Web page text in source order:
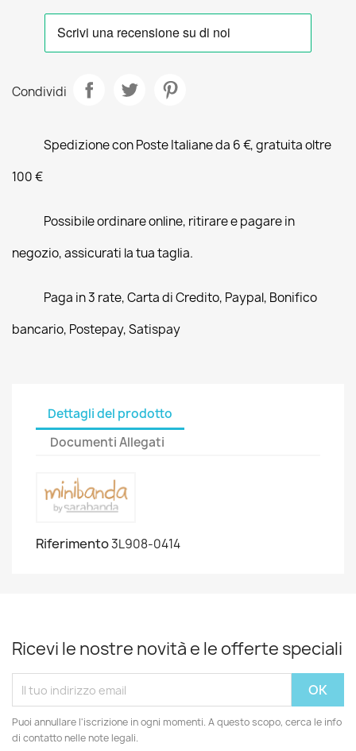
Condividi
Spedizione con Poste Italiane da 6 €, gratuita oltre
100 €
Possibile ordinare online, ritirare e pagare in
negozio, assicurati la tua taglia.
Paga in 3 rate, Carta di Credito, Paypal, Bonifico
bancario, Postepay, Satispay
Dettagli del prodotto
Documenti Allegati
Riferimento3L908-0414
Ricevi le nostre novità e le offerte speciali
Puoi annullare l'iscrizione in ogni momenti. A questo scopo, cerca le info
di contatto nelle note legali.